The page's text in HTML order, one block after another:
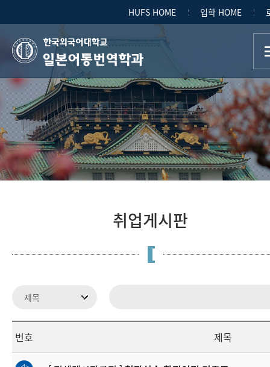
HUFS HOME 입학 HOME
일본어통번역학과
취업게시판
번호 제목